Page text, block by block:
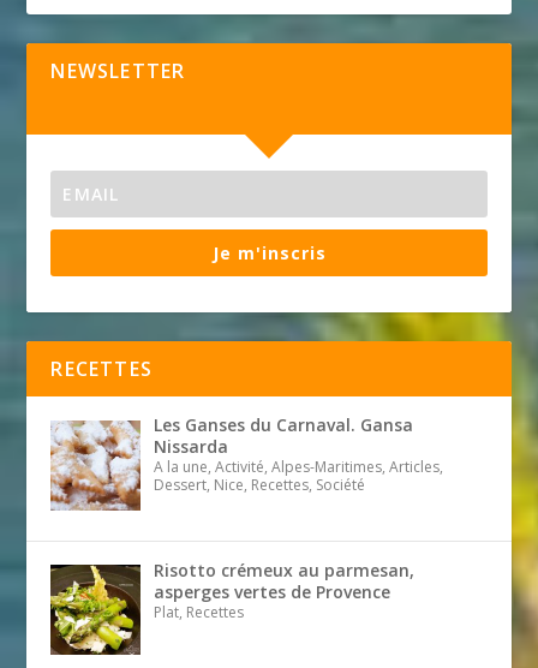
NEWSLETTER
Je m'inscris
RECETTES
Les Ganses du Carnaval. Gansa
Nissarda
A la une, Activité, Alpes-Maritimes, Articles,
Dessert, Nice, Recettes, Société
Risotto crémeux au parmesan,
asperges vertes de Provence
Plat, Recettes